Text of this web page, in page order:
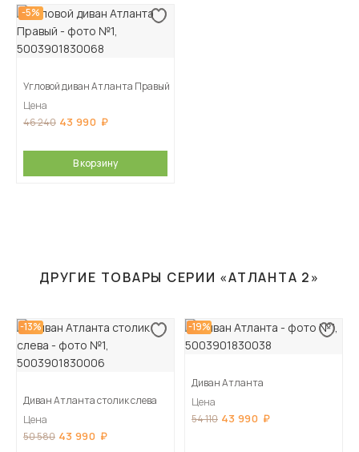
-5%
Угловой диван Атланта Правый
Цена
46 240 43 990
В корзину
ДРУГИЕ ТОВАРЫ СЕРИИ «АТЛАНТА 2»
-13%
Диван Атланта столик слева
Цена
50 580 43 990
-19%
Диван Атланта
Цена
54 110 43 990